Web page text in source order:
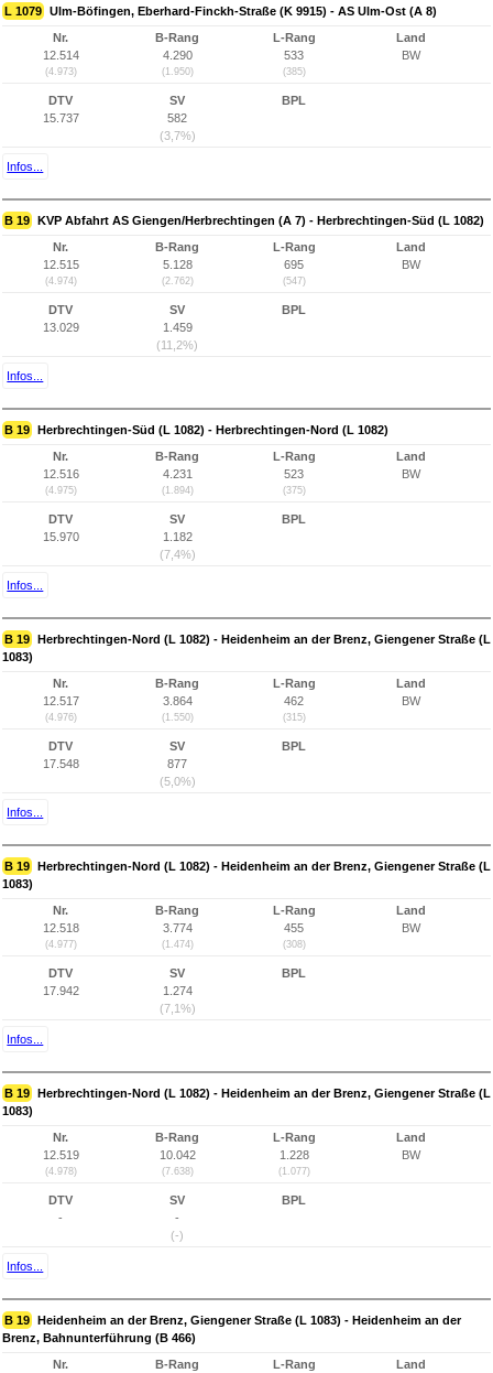
L 1079 Ulm-Böfingen, Eberhard-Finckh-Straße (K 9915) - AS Ulm-Ost (A 8)
Nr.
12.514
(4.973)
B-Rang
4.290
(1.950)
L-Rang
533
(385)
Land
BW
DTV
15.737
SV
582
(3,7%)
BPL
Infos...
B 19 KVP Abfahrt AS Giengen/Herbrechtingen (A 7) - Herbrechtingen-Süd (L 1082)
Nr.
12.515
(4.974)
B-Rang
5.128
(2.762)
L-Rang
695
(547)
Land
BW
DTV
13.029
SV
1.459
(11,2%)
BPL
Infos...
B 19 Herbrechtingen-Süd (L 1082) - Herbrechtingen-Nord (L 1082)
Nr.
12.516
(4.975)
B-Rang
4.231
(1.894)
L-Rang
523
(375)
Land
BW
DTV
15.970
SV
1.182
(7,4%)
BPL
Infos...
B 19 Herbrechtingen-Nord (L 1082) - Heidenheim an der Brenz, Giengener Straße (L
1083)
Nr.
12.517
(4.976)
B-Rang
3.864
(1.550)
L-Rang
462
(315)
Land
BW
DTV
17.548
SV
877
(5,0%)
BPL
Infos...
B 19 Herbrechtingen-Nord (L 1082) - Heidenheim an der Brenz, Giengener Straße (L
1083)
Nr.
12.518
(4.977)
B-Rang
3.774
(1.474)
L-Rang
455
(308)
Land
BW
DTV
17.942
SV
1.274
(7,1%)
BPL
Infos...
B 19 Herbrechtingen-Nord (L 1082) - Heidenheim an der Brenz, Giengener Straße (L
1083)
Nr.
12.519
(4.978)
B-Rang
10.042
(7.638)
L-Rang
1.228
(1.077)
Land
BW
DTV
-
SV
-
(-)
BPL
Infos...
B 19 Heidenheim an der Brenz, Giengener Straße (L 1083) - Heidenheim an der
Brenz, Bahnunterführung (B 466)
Nr.
B-Rang
L-Rang
Land